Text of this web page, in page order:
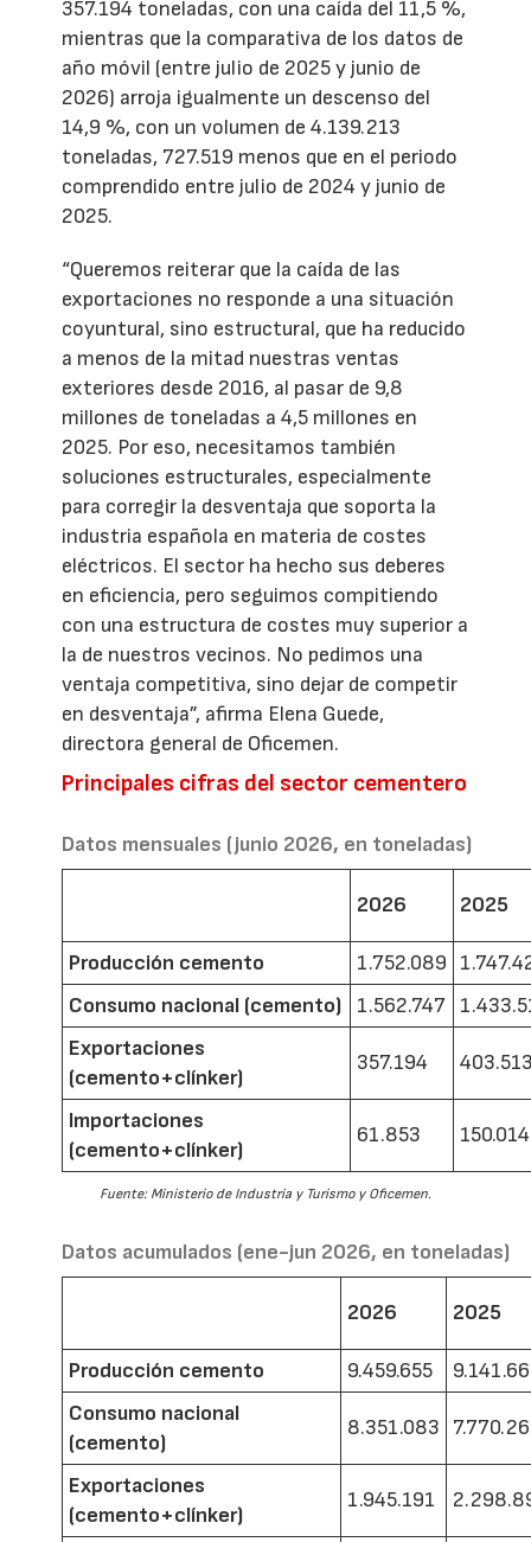
357.194 toneladas, con una caída del 11,5 %,
mientras que la comparativa de los datos de
año móvil (entre julio de 2025 y junio de
2026) arroja igualmente un descenso del
14,9 %, con un volumen de 4.139.213
toneladas, 727.519 menos que en el periodo
comprendido entre julio de 2024 y junio de
2025.
“Queremos reiterar que la caída de las
exportaciones no responde a una situación
coyuntural, sino estructural, que ha reducido
a menos de la mitad nuestras ventas
exteriores desde 2016, al pasar de 9,8
millones de toneladas a 4,5 millones en
2025. Por eso, necesitamos también
soluciones estructurales, especialmente
para corregir la desventaja que soporta la
industria española en materia de costes
eléctricos. El sector ha hecho sus deberes
en eficiencia, pero seguimos compitiendo
con una estructura de costes muy superior a
la de nuestros vecinos. No pedimos una
ventaja competitiva, sino dejar de competir
en desventaja”, afirma Elena Guede,
directora general de Oficemen.
Principales cifras del sector cementero
Datos mensuales (junio 2026, en toneladas)
2026 2025
Producción cemento 1.752.089
Consumo nacional (cemento)
1.562.747
Exportaciones
(cemento+clínker)
357.194
Importaciones
(cemento+clínker)
61.853 150.014
Fuente: Ministerio de Industria y Turismo y Oficemen.
Datos acumulados (ene-jun 2026, en toneladas)
2026 2025
Producción cemento 9.459.655
Consumo nacional
(cemento)
8.351.083
Exportaciones
(cemento+clínker)
1.945.191